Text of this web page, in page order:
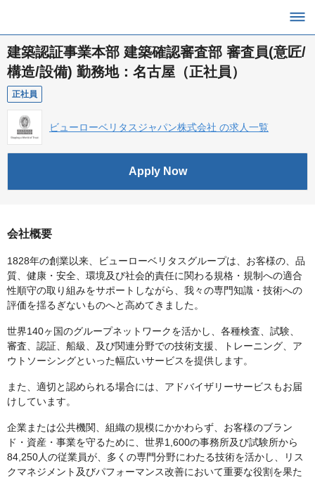
建築認証事業本部 建築確認審査部 審査員(意匠/
構造/設備) 勤務地：名古屋（正社員）
正社員
ビューローベリタスジャパン株式会社 の求人一覧
Apply Now
会社概要
1828年の創業以来、ビューローベリタスグループは、お客様の、品
質、健康・安全、環境及び社会的責任に関わる規格・規制への適合
性順守の取り組みをサポートしながら、我々の専門知識・技術への
評価を揺るぎないものへと高めてきました。
世界140ヶ国のグループネットワークを活かし、各種検査、試験、
審査、認証、船級、及び関連分野での技術支援、トレーニング、ア
ウトソーシングといった幅広いサービスを提供します。
また、適切と認められる場合には、アドバイザリーサービスもお届
けしています。
企業または公共機関、組織の規模にかかわらず、お客様のブラン
ド・資産・事業を守るために、世界1,600の事務所及び試験所から
84,250人の従業員が、多くの専門分野にわたる技術を活かし、リス
クマネジメント及びパフォーマンス改善において重要な役割を果た